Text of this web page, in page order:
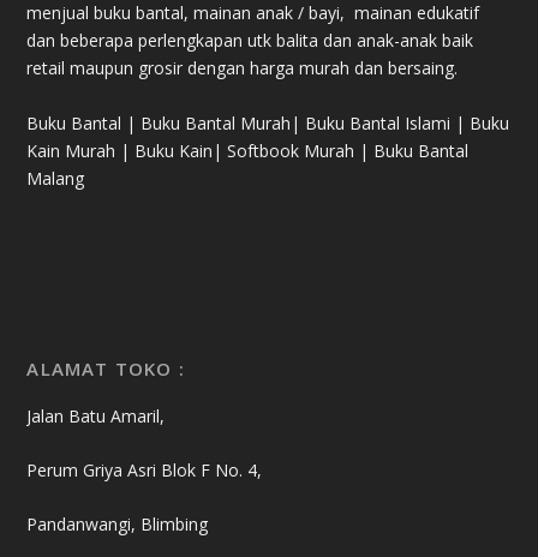
menjual buku bantal, mainan anak / bayi, mainan edukatif
dan beberapa perlengkapan utk balita dan anak-anak baik
retail maupun grosir dengan harga murah dan bersaing.
Buku Bantal | Buku Bantal Murah| Buku Bantal Islami | Buku
Kain Murah | Buku Kain| Softbook Murah | Buku Bantal
Malang
ALAMAT TOKO :
Jalan Batu Amaril,
Perum Griya Asri Blok F No. 4,
Pandanwangi, Blimbing